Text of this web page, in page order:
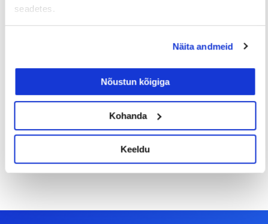
seadetes.
Näita andmeid
Nõustun kõigiga
Kohanda
Keeldu
Sinu palk pole enam
tabuteema!
14/07/2026